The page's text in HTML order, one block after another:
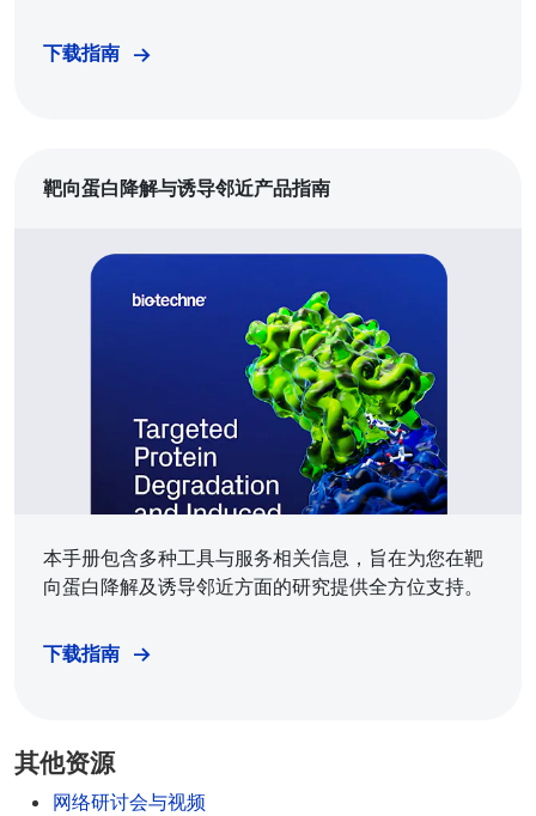
下载指南
靶向蛋白降解与诱导邻近产品指南
本手册包含多种工具与服务相关信息，旨在为您在靶
向蛋白降解及诱导邻近方面的研究提供全方位支持。
下载指南
其他资源
网络研讨会与视频